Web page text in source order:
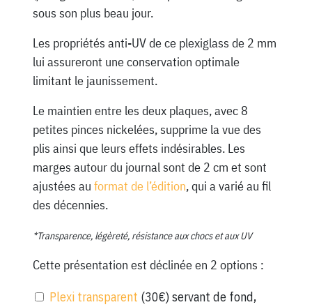
sous son plus beau jour.
Les propriétés anti-UV de ce plexiglass de 2 mm
lui assureront une conservation optimale
limitant le jaunissement.
Le maintien entre les deux plaques, avec 8
petites pinces nickelées, supprime la vue des
plis ainsi que leurs effets indésirables. Les
marges autour du journal sont de 2 cm et sont
ajustées au format de l’édition, qui a varié au fil
des décennies.
*Transparence, légèreté, résistance aux chocs et aux UV
Cette présentation est déclinée en 2 options :
Plexi transparent (30€) servant de fond,